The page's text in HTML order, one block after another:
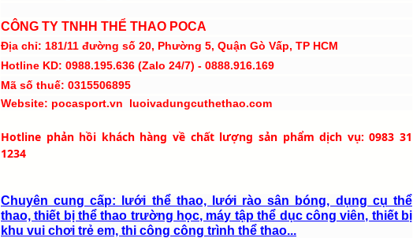
CÔNG TY TNHH THỂ THAO POCA
Địa chỉ: 181/11 đường số 20, Phường 5, Quận Gò Vấp, TP HCM
Hotline KD: 0988.195.636 (Zalo 24/7) - 0888.916.169
Mã số thuế: 0315506895
Website: pocasport.vn luoivadungcuthethao.com
Hotline phản hồi khách hàng về chất lượng sản phẩm dịch vụ: 0983 31
1234
Chuyên cung cấp: lưới thể thao, lưới rào sân bóng, dụng cụ thể
thao, thiết bị thể thao trường học, máy tập thể dục công viên, thiết bị
khu vui chơi trẻ em, thi công công trình thể thao...